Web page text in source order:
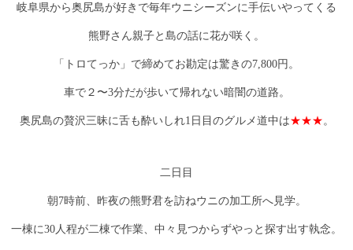
岐阜県から奥尻島が好きで毎年ウニシーズンに手伝いやってくる
熊野さん親子と島の話に花が咲く。
「トロてっか」で締めてお勘定は驚きの7,800円。
車で２〜3分だが歩いて帰れない暗闇の道路。
奥尻島の贅沢三昧に舌も酔いしれ1日目のグルメ道中は★★★ 。
二日目
朝7時前、昨夜の熊野君を訪ねウニの加工所へ見学。
一棟に30人程が二棟で作業、中々見つからずやっと探す出す執念。